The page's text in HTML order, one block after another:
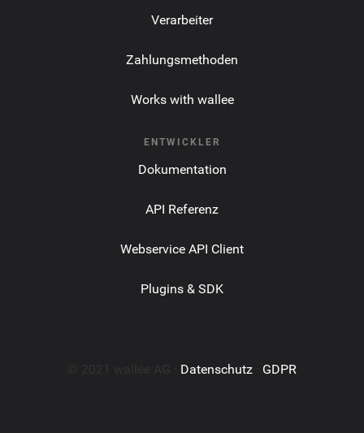
Verarbeiter
Zahlungsmethoden
Works with wallee
ENTWICKLER
Dokumentation
API Referenz
Webservice API Client
Plugins & SDK
Datenschutz GDPR